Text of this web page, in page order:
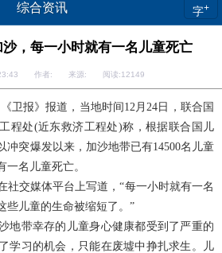
综合资讯 字+
，每一小时就有一名儿童死亡
作者: 来源: 阅读:12149
卫报》报道，当地时间12月24日，联合国
程处(近东救济工程处)称，根据联合国儿
冲突爆发以来，加沙地带已有14500名儿童
名儿童死亡。
社交媒体平台上写道，“每一小时就有一名
些儿童的生命被缩短了。”
地带幸存的儿童身心健康都受到了严重的
学习的机会，只能在废墟中挣扎求生。儿